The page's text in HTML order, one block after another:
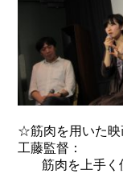
☆筋肉を用いた映
工藤監督：
筋肉を上手く